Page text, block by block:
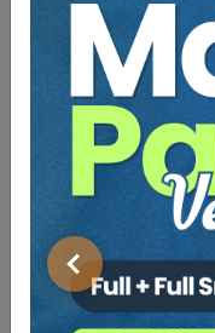
Önceki
Gecikmiş Ciroyla
BENZER VIDEO
Video Eğitim